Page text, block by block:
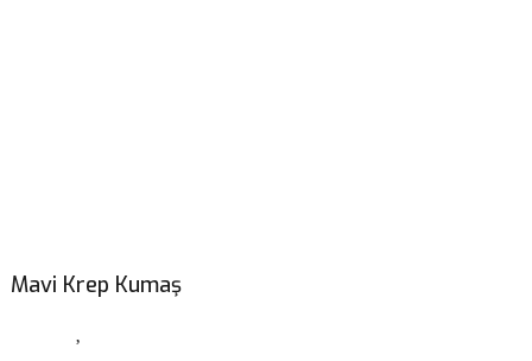
Mavi Krep Kumaş